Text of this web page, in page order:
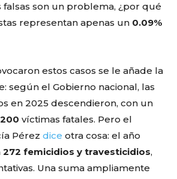
falsas son un problema, ¿por qué
representan apenas un 0.09%
estos casos se le añade la
según el Gobierno nacional, las
en 2025 descendieron, con un
200 víctimas fatales. Pero el
Pérez dice otra cosa: el año
272 femicidios y travesticidios,
Una suma ampliamente